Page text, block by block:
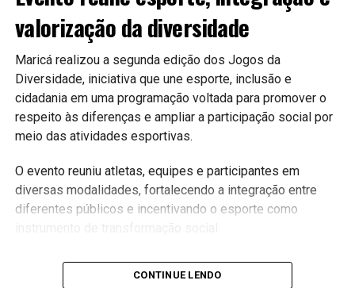
#Maricá #Tecnologia #Inovação #ServiçosPúblicos
#CidadeInteligente #MaricáWebTV
valorização da diversidade
Maricá realizou a segunda edição dos Jogos da
Diversidade, iniciativa que une esporte, inclusão e
cidadania em uma programação voltada para promover o
respeito às diferenças e ampliar a participação social por
meio das atividades esportivas.
O evento reuniu atletas, equipes e participantes em
diversas modalidades, fortalecendo a integração entre
diferentes públicos e incentivando o esporte como
Inclusão através do esporte
CONTINUE LENDO